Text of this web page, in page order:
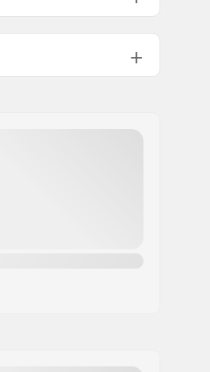
vanne